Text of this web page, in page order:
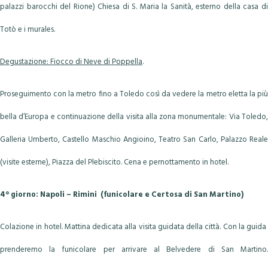
palazzi barocchi del Rione) Chiesa di S. Maria la Sanità, esterno della casa di
Totò e i murales.
Degustazione: Fiocco di Neve di Poppella.
Proseguimento con la metro fino a Toledo così da vedere la metro eletta la più
bella d’Europa e continuazione della visita alla zona monumentale: Via Toledo,
Galleria Umberto, Castello Maschio Angioino, Teatro San Carlo, Palazzo Reale
(visite esterne), Piazza del Plebiscito. Cena e pernottamento in hotel.
4° giorno: Napoli – Rimini (funicolare e Certosa di San Martino)
Colazione in hotel. Mattina dedicata alla visita guidata della città. Con la guida
prenderemo la funicolare per arrivare al Belvedere di San Martino.